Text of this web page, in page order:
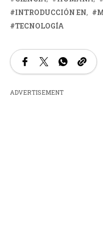
INTRODUCCIÓN EN
TECNOLOGÍA
ADVERTISEMENT